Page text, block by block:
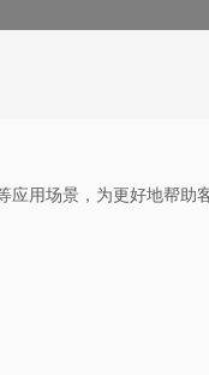
用场景，为更好地帮助